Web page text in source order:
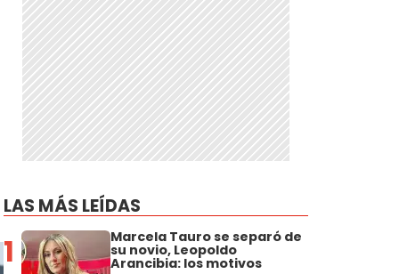
LAS MÁS LEÍDAS
1 Marcela Tauro se separó de
su novio, Leopoldo
Arancibia: los motivos